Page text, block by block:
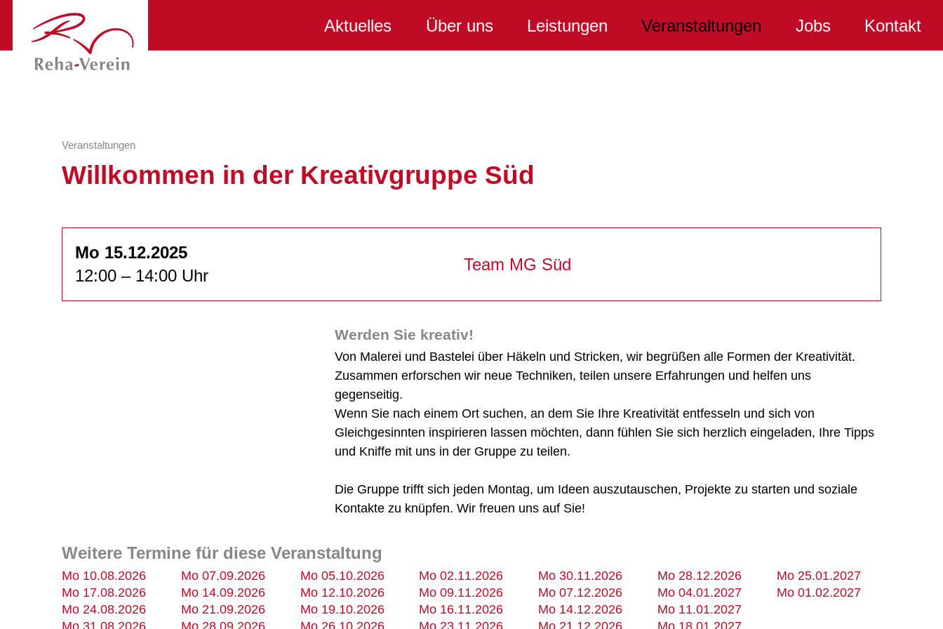
Aktuelles Über uns Leistungen Veranstaltungen Jobs Kontakt
Veranstaltungen
Willkommen in der Kreativgruppe Süd
Mo 15.12.2025
12:00 – 14:00 Uhr
Team MG Süd
Werden Sie kreativ!
Von Malerei und Bastelei über Häkeln und Stricken, wir begrüßen alle Formen der Kreativität.
Zusammen erforschen wir neue Techniken, teilen unsere Erfahrungen und helfen uns
gegenseitig.
Wenn Sie nach einem Ort suchen, an dem Sie Ihre Kreativität entfesseln und sich von
Gleichgesinnten inspirieren lassen möchten, dann fühlen Sie sich herzlich eingeladen, Ihre Tipps
und Kniffe mit uns in der Gruppe zu teilen.
Die Gruppe trifft sich jeden Montag, um Ideen auszutauschen, Projekte zu starten und soziale
Kontakte zu knüpfen. Wir freuen uns auf Sie!
Weitere Termine für diese Veranstaltung
Mo 10.08.2026
Mo 17.08.2026
Mo 24.08.2026
Mo 07.09.2026
Mo 14.09.2026
Mo 21.09.2026
Mo 05.10.2026
Mo 12.10.2026
Mo 19.10.2026
Mo 02.11.2026
Mo 09.11.2026
Mo 16.11.2026
Mo 30.11.2026
Mo 07.12.2026
Mo 14.12.2026
Mo 28.12.2026
Mo 04.01.2027
Mo 11.01.2027
Mo 25.01.2027
Mo 01.02.2027